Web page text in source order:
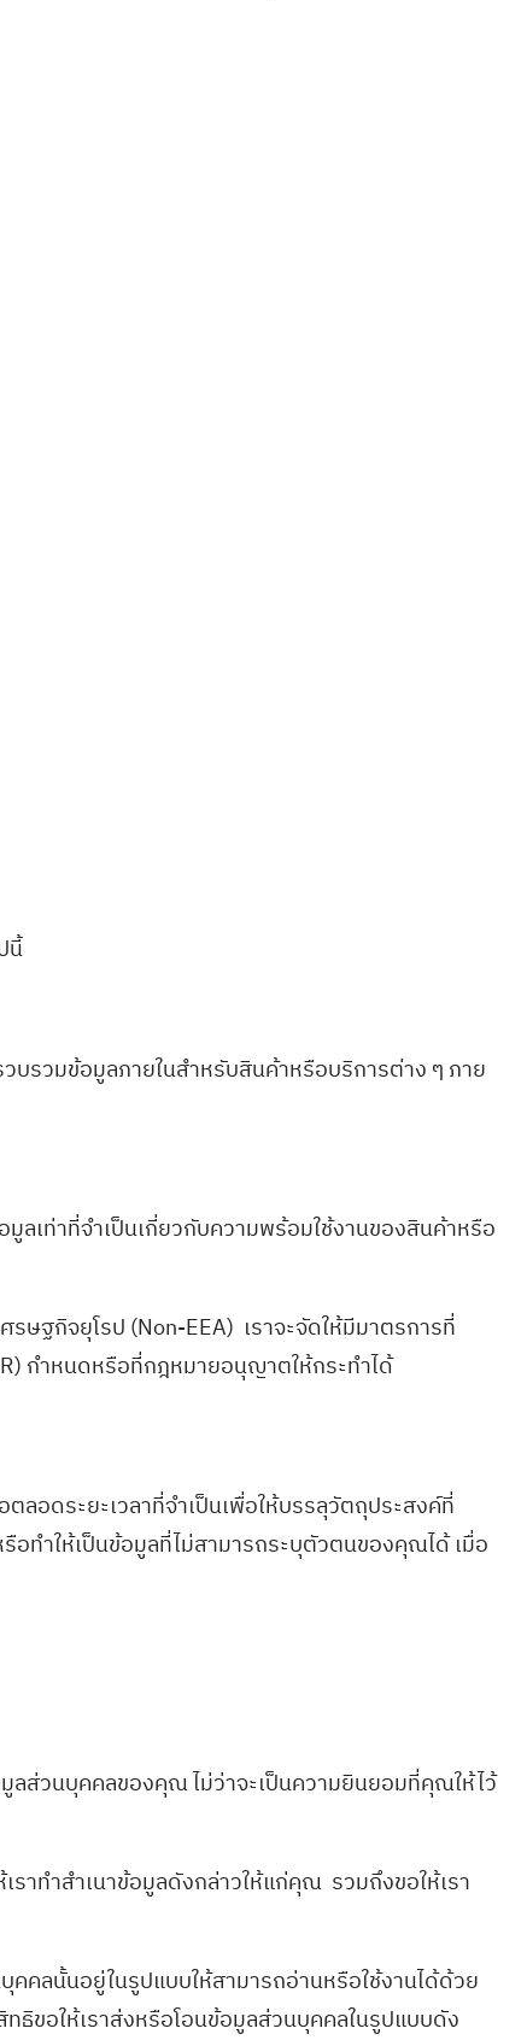
นี้
บรวมข้อมูลภายในสำหรับสินค้าหรือบริการต่าง ๆ ภาย
ลเท่าที่จำเป็นเกี่ยวกับความพร้อมใช้งานของสินค้าหรือ
ษฐกิจยุโรป (Non-EEA) เราจะจัดให้มีมาตรการที่
กำหนดหรือที่กฎหมายอนุญาตให้กระทำได้
ลอดระยะเวลาที่จำเป็นเพื่อให้บรรลุวัตถุประสงค์ที่
อทำให้เป็นข้อมูลที่ไม่สามารถระบุตัวตนของคุณได้ เมื่อ
ลส่วนบุคคลของคุณ ไม่ว่าจะเป็นความยินยอมที่คุณให้ไว้
าทำสำเนาข้อมูลดังกล่าวให้แก่คุณ รวมถึงขอให้เรา
ลนั้นอยู่ในรูปแบบให้สามารถอ่านหรือใช้งานได้ด้วย
ขอให้เราส่งหรือโอนข้อมูลส่วนบุคคลในรูปแบบดัง